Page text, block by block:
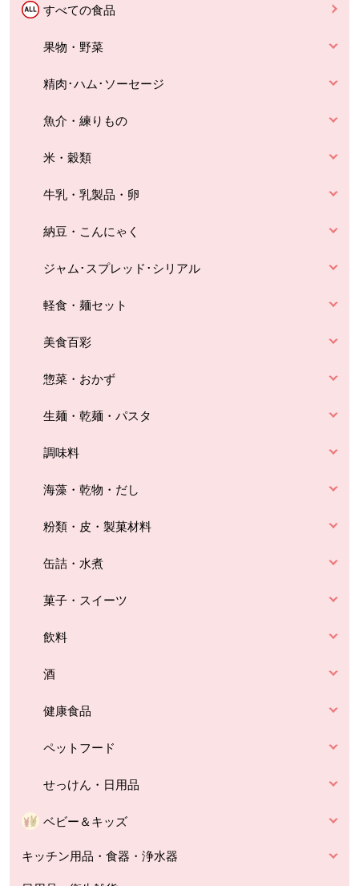
すべての食品
果物・野菜
精肉･ハム･ソーセージ
魚介・練りもの
米・穀類
牛乳・乳製品・卵
納豆・こんにゃく
ジャム･スプレッド･シリアル
軽食・麺セット
美食百彩
惣菜・おかず
生麺・乾麺・パスタ
調味料
海藻・乾物・だし
粉類・皮・製菓材料
缶詰・水煮
菓子・スイーツ
飲料
酒
健康食品
ペットフード
せっけん・日用品
ベビー＆キッズ
キッチン用品・食器・浄水器